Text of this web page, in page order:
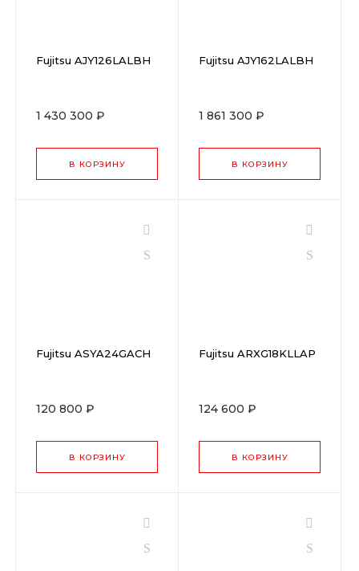
Fujitsu AJY126LALBH
1 430 300 ₽
В КОРЗИНУ
Fujitsu AJY162LALBH
1 861 300 ₽
В КОРЗИНУ
Fujitsu ASYA24GACH
120 800 ₽
В КОРЗИНУ
Fujitsu ARXG18KLLAP
124 600 ₽
В КОРЗИНУ